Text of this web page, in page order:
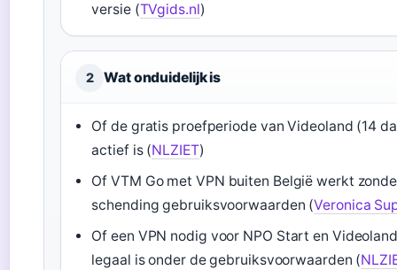
versie (TVgids.nl)
2 Wat onduidelijk is
Of de gratis proefperiode van Videoland (14
actief is (NLZIET)
Of VTM Go met VPN buiten België werkt
schending gebruiksvoorwaarden (Veronica
Of een VPN nodig voor NPO Start en
legaal is onder de gebruiksvoorwaarden (